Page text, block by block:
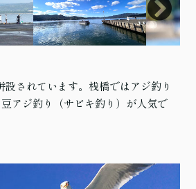
されています。桟橋ではアジ釣り
アジ釣り（サビキ釣り）が人気で